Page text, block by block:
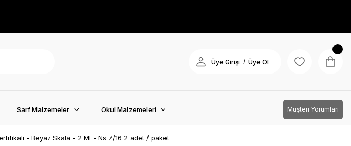
Üye Girişi / Üye Ol
Sarf Malzemeler Okul Malzemeleri Müşteri Yorumları
- Beyaz Skala - 2 Ml - Ns 7/16 2 adet / paket